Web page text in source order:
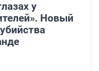
у
Новый